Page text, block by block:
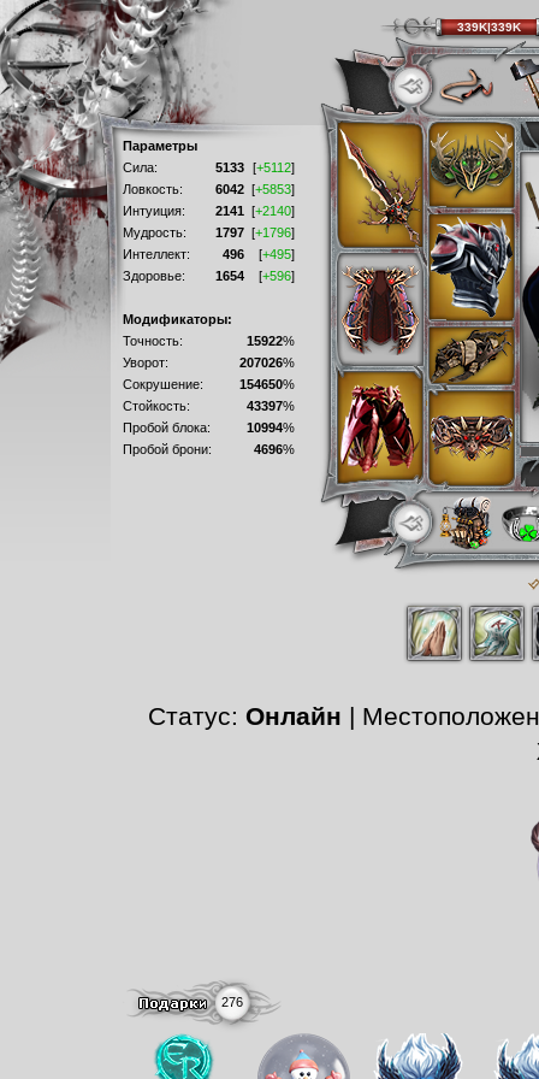
Параметры
Сила:
5133 [+5112]
Ловкость:
6042 [+5853]
Интуиция:
2141 [+2140]
Мудрость:
1797 [+1796]
Интеллект:
496 [+495]
Здоровье:
1654 [+596]
Модификаторы:
Точность:
15922%
Уворот:
207026%
Сокрушение:
154650%
Стойкость:
43397%
Пробой блока:
10994%
Пробой брони:
4696%
Статус: Онлайн |
276
339K|339K